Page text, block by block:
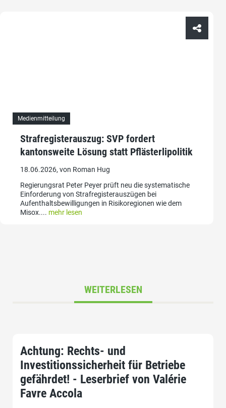
Medienmitteilung
Strafregisterauszug: SVP fordert
kantonsweite Lösung statt Pflästerlipolitik
18.06.2026, von Roman Hug
Regierungsrat Peter Peyer prüft neu die systematische
Einforderung von Strafregisterauszügen bei
Aufenthaltsbewilligungen in Risikoregionen wie dem
Misox.... mehr lesen
WEITERLESEN
Achtung: Rechts- und
Investitionssicherheit für Betriebe
gefährdet! - Leserbrief von Valérie
Favre Accola